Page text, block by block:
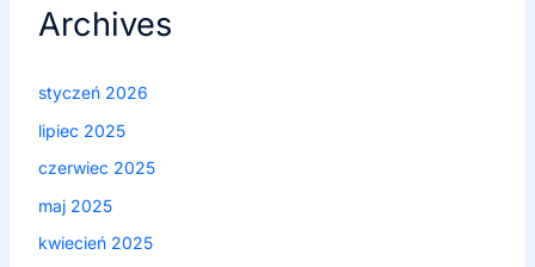
Archives
styczeń 2026
lipiec 2025
czerwiec 2025
maj 2025
kwiecień 2025